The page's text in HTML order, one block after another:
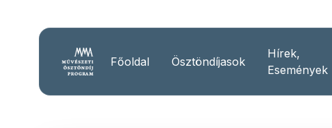
Főoldal Ösztöndíjasok
Hírek,
Események